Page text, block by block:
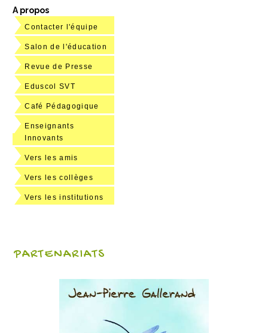
A propos
Contacter l'équipe
Salon de l'éducation
Revue de Presse
Eduscol SVT
Café Pédagogique
Enseignants
Innovants
Vers les amis
Vers les collèges
Vers les institutions
PARTENARIATS